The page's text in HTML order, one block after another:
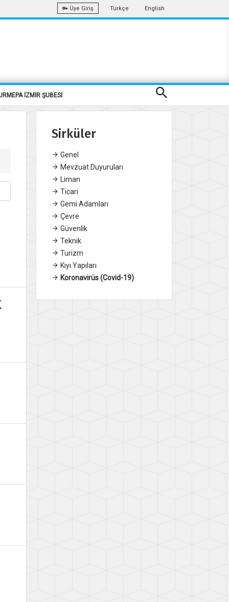
Üye Giriş Türkçe English
İZMİR ŞUBESİ
Sirküler
Genel
Mevzuat Duyuruları
Liman
Ticari
Gemi Adamları
Çevre
Güvenlik
Teknik
Turizm
Kıyı Yapıları
Koronavirüs (Covid-19)